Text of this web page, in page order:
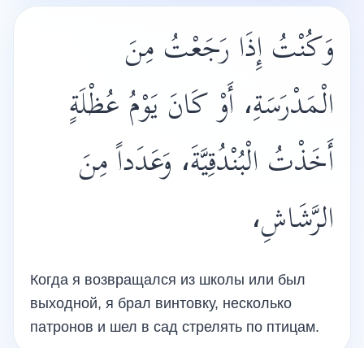
وَكُنْتُ إِذَا رَجَعْتُ مِنَ
الْمَدْرَسَةِ، أَوْ كَانَ يَوْمُ عُظْلَةٍ
أَخَذْتُ الْبُنْدُقِيَّةَ، وَعَدَداً مِنَ
الرَّشَاشِ،
Когда я возвращался из школы или был
выходной, я брал винтовку, несколько
патронов и шел в сад стрелять по птицам.